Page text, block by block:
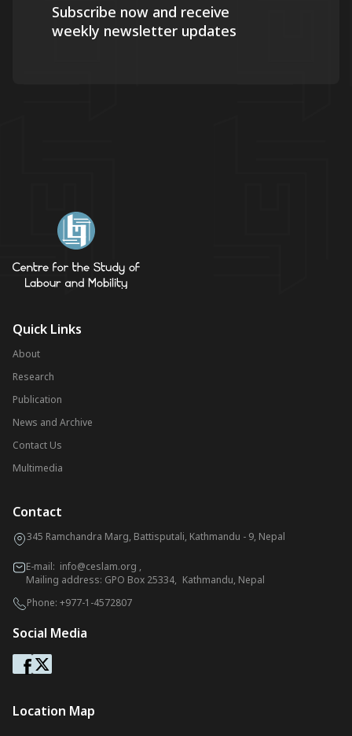
Subscribe now and receive
weekly newsletter updates
Quick Links
About
Research
Publication
News and Archive
Contact Us
Multimedia
Contact
345 Ramchandra Marg, Battisputali, Kathmandu - 9, Nepal
E-mail: info@ceslam.org ,
Mailing address: GPO Box 25334, Kathmandu, Nepal
Phone: +977-1-4572807
Social Media
Location Map